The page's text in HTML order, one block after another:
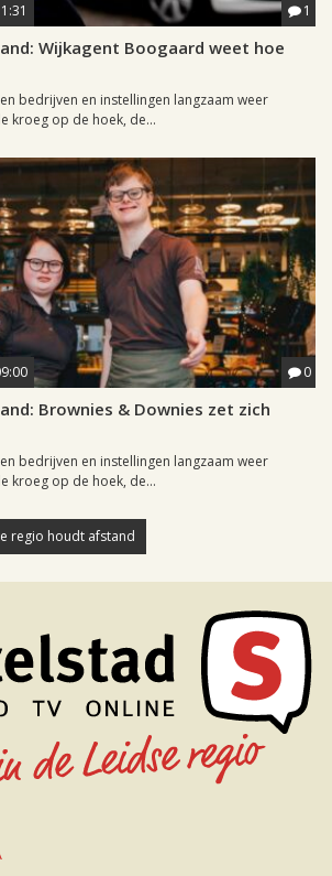
1
Wijkagent Boogaard weet hoe
bedrijven en instellingen langzaam weer
kroeg op de hoek, de...
0
Brownies & Downies zet zich
bedrijven en instellingen langzaam weer
kroeg op de hoek, de...
regio houdt afstand